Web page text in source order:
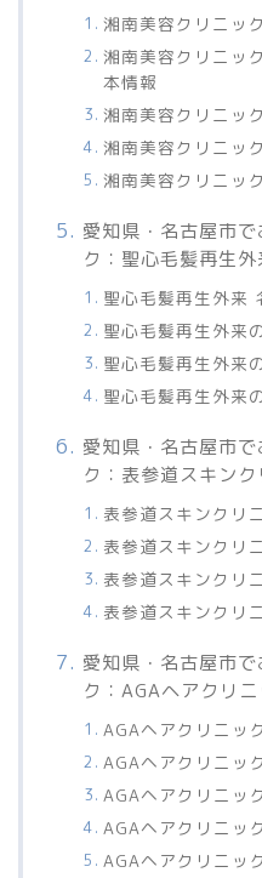
湘南美容クリニッ
湘南美容クリニッ
本情報
湘南美容クリニッ
湘南美容クリニッ
湘南美容クリニッ
愛知県・名古屋市
ク：聖心毛髪再生
聖心毛髪再生外来
聖心毛髪再生外来
聖心毛髪再生外来
聖心毛髪再生外来
愛知県・名古屋市
ク：表参道スキン
表参道スキンクリ
表参道スキンクリ
表参道スキンクリ
表参道スキンクリ
愛知県・名古屋市
ク：AGAヘアクリニ
AGAヘアクリニッ
AGAヘアクリニッ
AGAヘアクリニッ
AGAヘアクリニッ
AGAヘアクリニッ